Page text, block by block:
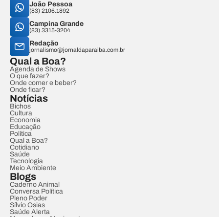
João Pessoa
(83) 2106.1892
Campina Grande
(83) 3315-3204
Redação
jornalismo@jornaldaparaiba.com.br
Qual a Boa?
Agenda de Shows
O que fazer?
Onde comer e beber?
Onde ficar?
Notícias
Bichos
Cultura
Economia
Educação
Política
Qual a Boa?
Cotidiano
Saúde
Tecnologia
Meio Ambiente
Blogs
Caderno Animal
Conversa Política
Pleno Poder
Sílvio Osias
Saúde Alerta